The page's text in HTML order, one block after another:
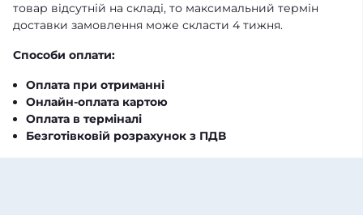
товар відсутній на складі, то максимальний термін
доставки замовлення може скласти 4 тижня.
Способи оплати:
Оплата при отриманні
Онлайн-оплата картою
Оплата в терміналі
Безготівковій розрахунок з ПДВ